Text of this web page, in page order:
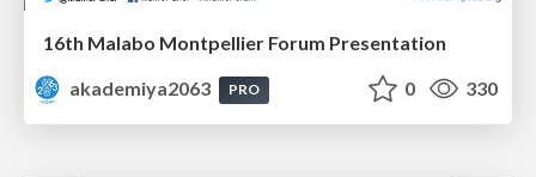
16th Malabo Montpellier Forum Presentation
akademiya2063
PRO 0 330